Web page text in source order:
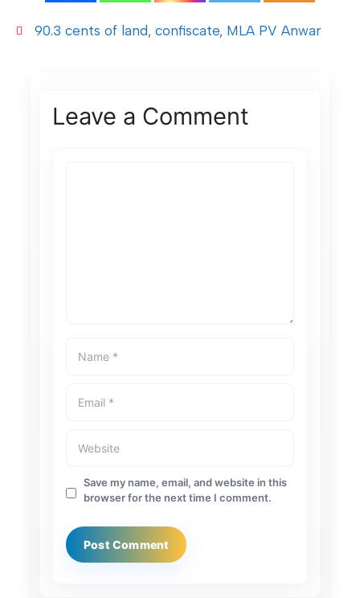
90.3 cents of land, confiscate, MLA PV Anwar
Leave a Comment
Save my name, email, and website in this
browser for the next time I comment.